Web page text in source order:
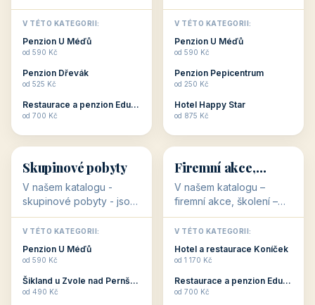
jsou pro Vás připraveny
objekty, které svojí
stavbou, polohou anebo
zaměřením nabízí
Romantické ...
V TÉTO KATEGORII:
Penzion U Méďů
od 590 Kč
Penzion Dřevák
od 525 Kč
Restaurace a penzion Eduard
od 700 Kč
jsou pro Vás připraveny
objekty, které jsou na
milovníky cykloturistiky
připraveny. Většinou mají
V TÉTO KATEGORII:
Penzion U Méďů
od 590 Kč
Penzion Pepicentrum
od 250 Kč
Hotel Happy Star
od 875 Kč
👥
👥
32 objektů
Skupinové pobyty
V našem katalogu -
skupinové pobyty - jsou
pro Vás připraveny
objekty, které nabízí
ubytování skupin v
penzionech, hotelích a
Budete překva...
V TÉTO KATEGORII:
Penzion U Méďů
od 590 Kč
Šikland u Zvole nad Pernštejnem
od 490 Kč
💼
💼
31 objektů
Firemní akce,
školení
V našem katalogu –
firemní akce, školení –
jsou pro Vás připraveny
objekty, které mají
zkušenosti pořádat i
menší firemní akce a
ob...
V TÉTO KATEGORII:
Hotel a restaurace Koníček
od 1 170 Kč
Restaurace a penzion Eduard
od 700 Kč